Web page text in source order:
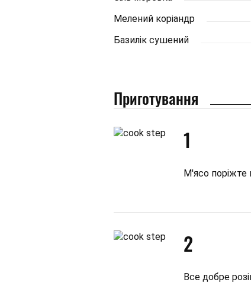
Мелений коріандр
Базилік сушений
Приготування
1
М'ясо поріжте
2
Все добре